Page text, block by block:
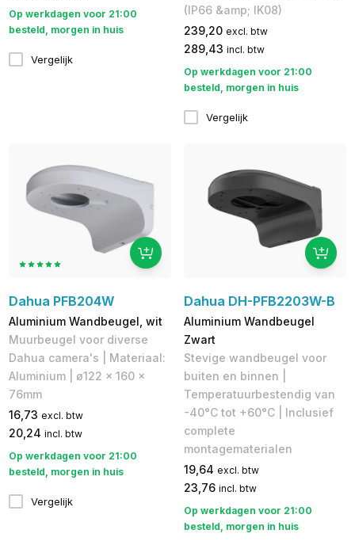
Op werkdagen voor 21:00
besteld, morgen in huis
Vergelijk
(IP66 &amp; IK08)
239,20 excl. btw
289,43 incl. btw
Op werkdagen voor 21:00
besteld, morgen in huis
Vergelijk
Dahua PFB204W
Aluminium Wandbeugel, wit
Muurbeugel voor diverse
Dahua camera's | Materiaal:
Aluminium | ø122 x 160 x
76mm
16,73 excl. btw
20,24 incl. btw
Op werkdagen voor 21:00
besteld, morgen in huis
Vergelijk
Dahua DH-PFB2203W-B
Aluminium Wandbeugel
Zwart
Stevige wandbeugel voor
buiten en binnen |
Temperatuurbestendig van
-40°C tot +60°C | Inclusief
complete
montagematerialen
19,64 excl. btw
23,76 incl. btw
Op werkdagen voor 21:00
besteld, morgen in huis